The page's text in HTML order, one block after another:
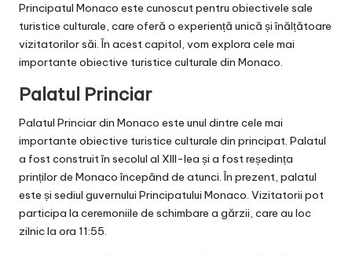
Principatul Monaco este cunoscut pentru obiectivele sale
turistice culturale, care oferă o experiență unică și înălțătoare
vizitatorilor săi. În acest capitol, vom explora cele mai
importante obiective turistice culturale din Monaco.
Palatul Princiar
Palatul Princiar din Monaco este unul dintre cele mai
importante obiective turistice culturale din principat. Palatul
a fost construit în secolul al XIII-lea și a fost reședința
prinților de Monaco începând de atunci. În prezent, palatul
este și sediul guvernului Principatului Monaco. Vizitatorii pot
participa la ceremoniile de schimbare a gărzii, care au loc
zilnic la ora 11:55.